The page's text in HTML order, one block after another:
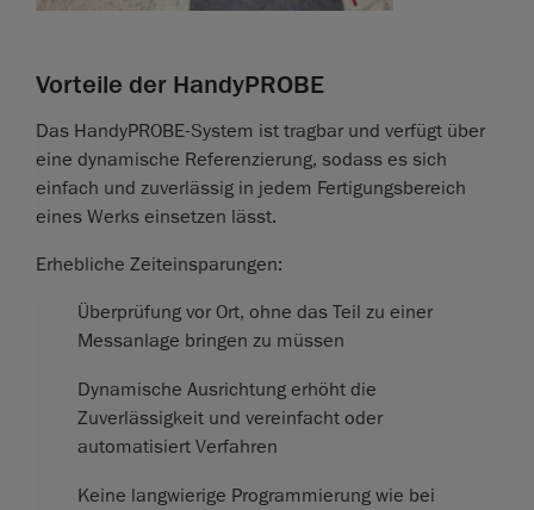
Vorteile der HandyPROBE
Das HandyPROBE-System ist tragbar und verfügt über
eine dynamische Referenzierung, sodass es sich
einfach und zuverlässig in jedem Fertigungsbereich
eines Werks einsetzen lässt.
Erhebliche Zeiteinsparungen:
Überprüfung vor Ort, ohne das Teil zu einer
Messanlage bringen zu müssen
Dynamische Ausrichtung erhöht die
Zuverlässigkeit und vereinfacht oder
automatisiert Verfahren
Keine langwierige Programmierung wie bei